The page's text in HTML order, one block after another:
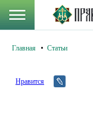
Главная Статьи
Нравится